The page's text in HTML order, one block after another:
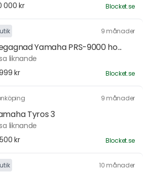
000 kr
Blocket.se
9 månader
Yamaha PRS-9000 ho...
liknande
kr
Blocket.se
9 månader
Tyros 3
liknande
kr
Blocket.se
10 månader